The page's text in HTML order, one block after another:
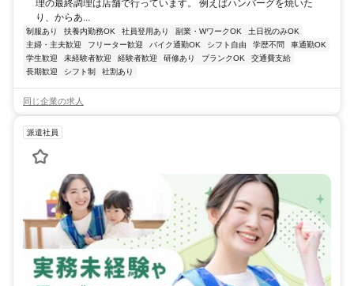
理の最終調理は店舗で行っています。 例えばハンバーグを焼いた
り、からあ...
制服あり 扶養内勤務OK 社員登用あり 副業・WワークOK
土日祝のみOK
主婦・主夫歓迎
フリーター歓迎 バイク通勤OK シフト自由 学歴不問
車通勤OK
学生歓迎
未経験者歓迎 経験者歓迎 研修あり ブランクOK
交通費支給
長期歓迎
シフト制 社割あり
同じ企業の求人
派遣社員